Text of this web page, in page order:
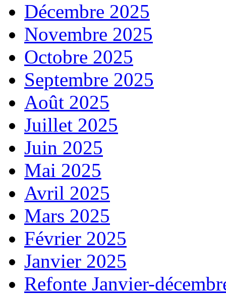
Décembre 2025
Novembre 2025
Octobre 2025
Septembre 2025
Août 2025
Juillet 2025
Juin 2025
Mai 2025
Avril 2025
Mars 2025
Février 2025
Janvier 2025
Refonte Janvier-